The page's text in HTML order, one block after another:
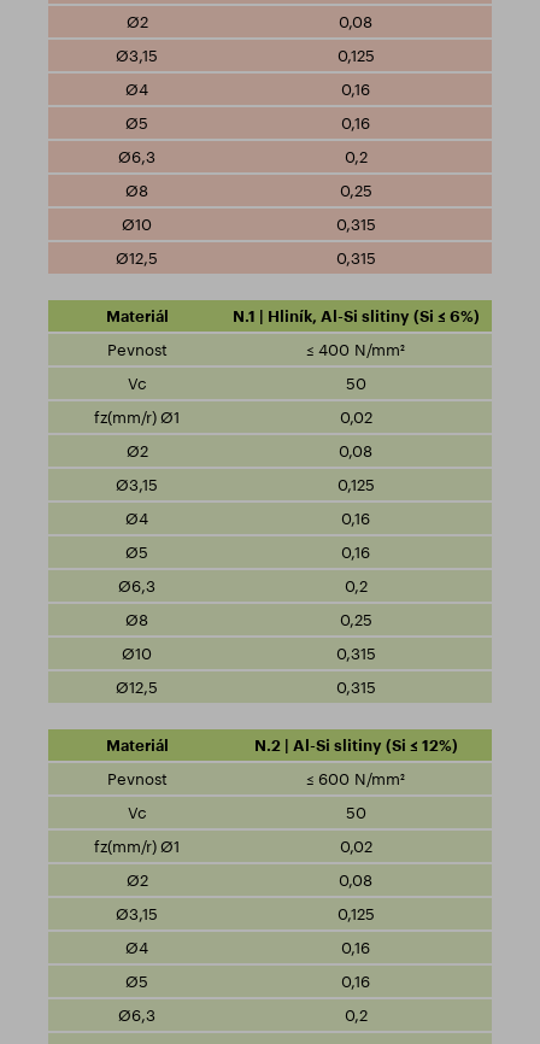
0,08
0,125
0,16
0,16
0,2
0,25
0,315
0,315
N.1 | Hliník, Al-Si slitiny (Si ≤ 6%)
≤ 400 N/mm²
50
0,02
0,08
0,125
0,16
0,16
0,2
0,25
0,315
0,315
N.2 | Al-Si slitiny (Si ≤ 12%)
≤ 600 N/mm²
50
0,02
0,08
0,125
0,16
0,16
0,2